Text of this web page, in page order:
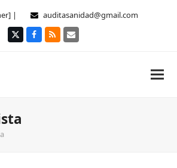
| auditasanidad@gmail.com
TwitterFacebook
RSS Correo